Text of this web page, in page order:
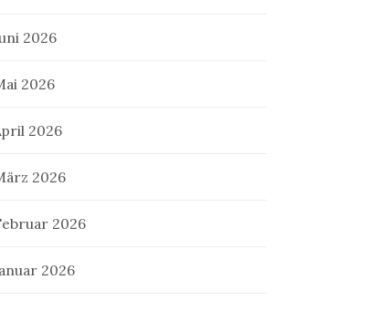
2026
2026
2026
2026
2026
2026